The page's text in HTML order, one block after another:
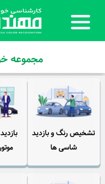
مجموعه
تشخیص رنگ و بازدید
شاسی ها